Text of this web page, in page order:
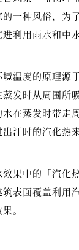
一种风俗，为
进利用雨水和中
温度的原理源
发时从周围所
在蒸发时带走
汗时的汽化热
果中的「汽化
表面覆盖利用
。